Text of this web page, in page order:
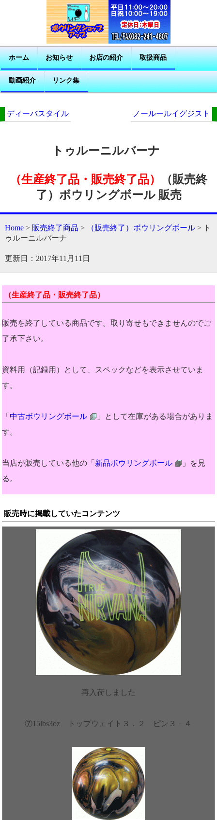
ホーム お知らせ お店の紹介 取扱商品
動画紹介 リンク集
ディーバスタイル ノールールイグジスト
トゥルーニルバーナ
（生産終了品・販売終了品）
（販売終
了）ボウリングボール 販売
Home > 販売終了商品 > （販売終了）ボウリングボール > ト
ゥルーニルバーナ
更新日：2017年11月11日
（生産終了品・販売終了品）
販売を終了している商品です。取り寄せもできませんのでご
了承下さい。
資料用（記録用）として、スペックなどを表示させていま
す。
「中古ボウリングボール
」として在庫がある場合がありま
す。
当店が販売している他の「 新品ボウリングボール
」を見
る。
販売時に掲載していたコンテンツ
再入荷しました
⑦15lbs3oz トップウェイト３．２ ピン３－４